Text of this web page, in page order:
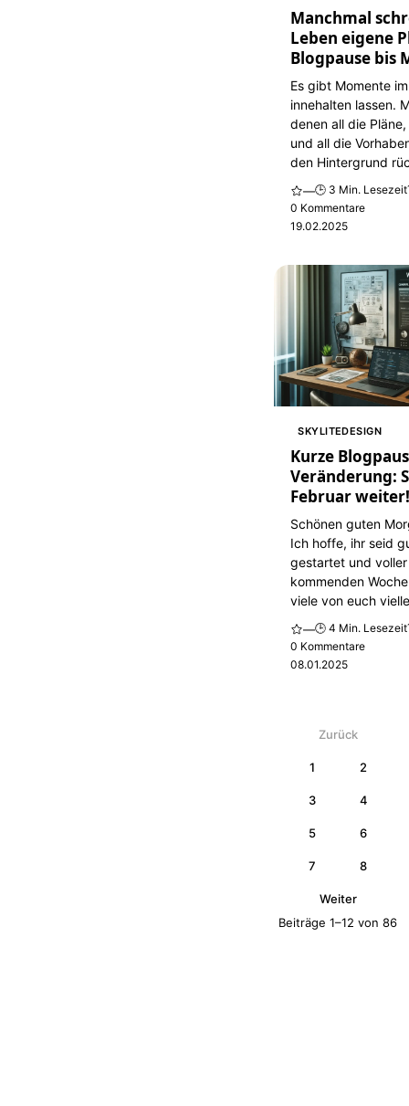
Manchmal
Leben eigene
Blogpause bis
Es gibt Momente
innehalten lassen.
denen all die
und all die
den Hintergrund
—🕒 3 Min. Lesezeit
0 Kommentare
19.02.2025
SKYLITEDESIGN
Kurze
Veränderung:
Februar
Schönen guten
Ich hoffe, ihr seid
gestartet und
kommenden
viele von euch
—🕒 4 Min. Lesezeit
0 Kommentare
08.01.2025
Zurück
1 2
3 4
5 6
7 8
Weiter
Beiträge 1–12 von 86